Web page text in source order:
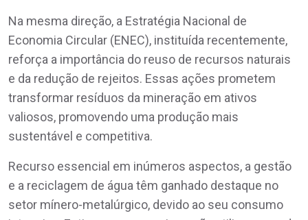
Na mesma direção, a Estratégia Nacional de
Economia Circular (ENEC), instituída recentemente,
reforça a importância do reuso de recursos naturais
e da redução de rejeitos. Essas ações prometem
transformar resíduos da mineração em ativos
valiosos, promovendo uma produção mais
sustentável e competitiva.
Recurso essencial em inúmeros aspectos, a gestão
e a reciclagem de água têm ganhado destaque no
setor mínero-metalúrgico, devido ao seu consumo